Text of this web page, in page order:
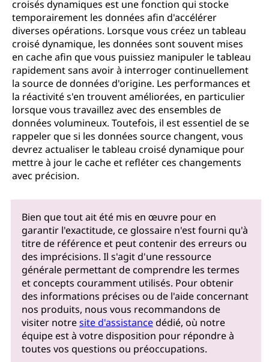
croisés dynamiques est une fonction qui stocke
temporairement les données afin d'accélérer
diverses opérations. Lorsque vous créez un tableau
croisé dynamique, les données sont souvent mises
en cache afin que vous puissiez manipuler le tableau
rapidement sans avoir à interroger continuellement
la source de données d'origine. Les performances et
la réactivité s'en trouvent améliorées, en particulier
lorsque vous travaillez avec des ensembles de
données volumineux. Toutefois, il est essentiel de se
rappeler que si les données source changent, vous
devrez actualiser le tableau croisé dynamique pour
mettre à jour le cache et refléter ces changements
avec précision.
Bien que tout ait été mis en œuvre pour en
garantir l'exactitude, ce glossaire n'est fourni qu'à
titre de référence et peut contenir des erreurs ou
des imprécisions. Il s'agit d'une ressource
générale permettant de comprendre les termes
et concepts couramment utilisés. Pour obtenir
des informations précises ou de l'aide concernant
nos produits, nous vous recommandons de
visiter notresite d'assistancedédié, où notre
équipe est à votre disposition pour répondre à
toutes vos questions ou préoccupations.